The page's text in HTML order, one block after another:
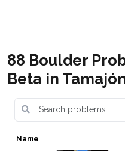
88 Boulder
Beta in
Name